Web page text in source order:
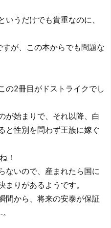
うだけでも貴重なのに、
が、この本からでも問題な
の2冊目がドストライクでし
が始まりで、それ以降、白
と性別を問わず王族に嫁ぐ
！
ないので、産まれたら国に
りがあるようです。
間から、将来の安泰が保証